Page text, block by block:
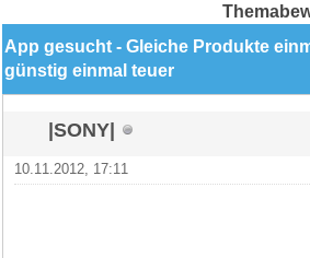
App gesucht - Gleiche Produkte
günstig einmal teuer
|SONY|
10.11.2012, 17:11